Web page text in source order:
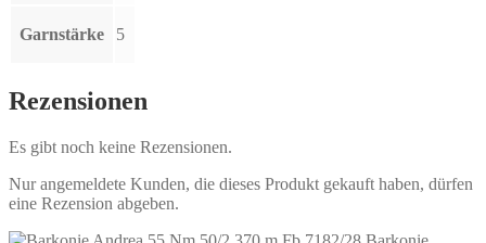
Garnstärke 5
Rezensionen
Es gibt noch keine Rezensionen.
Nur angemeldete Kunden, die dieses Produkt gekauft haben, dürfen
eine Rezension abgeben.